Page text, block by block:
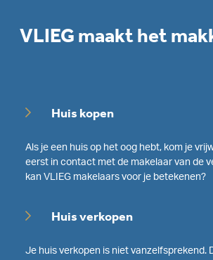
VLIEG maakt het
Huis kopen
Als je een huis op het oog hebt, kom je
eerst in contact met de makelaar van de
kan VLIEG makelaars voor je betekenen?
Huis verkopen
Je huis verkopen is niet vanzelfsprekend.